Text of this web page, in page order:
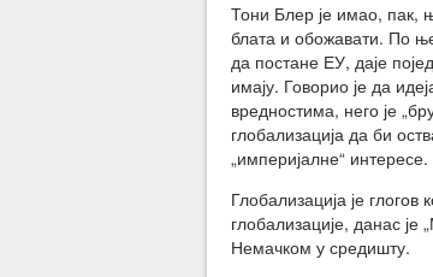
Тони Блер је имао, пак,
блата и обожавати. По
да постане ЕУ, даје
имају. Говорио је да
вредностима, него је
глобализација да би
„империјалне“ интересе.
Глобализација је
глобализације, данас је
Немачком у средишту.